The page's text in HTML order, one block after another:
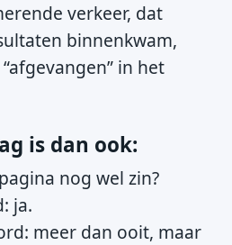
verkeer, dat
binnenkwam,
in het
is dan ook:
nog wel zin?
ja.
meer dan ooit, maar